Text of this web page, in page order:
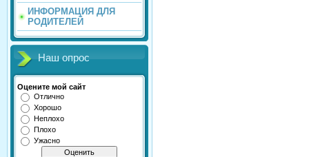
ИНФОРМАЦИЯ ДЛЯ
РОДИТЕЛЕЙ
Наш опрос
Оцените мой сайт
Отлично
Хорошо
Неплохо
Плохо
Ужасно